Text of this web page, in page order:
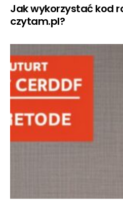
Jak wykorzystać kod
czytam.pl?